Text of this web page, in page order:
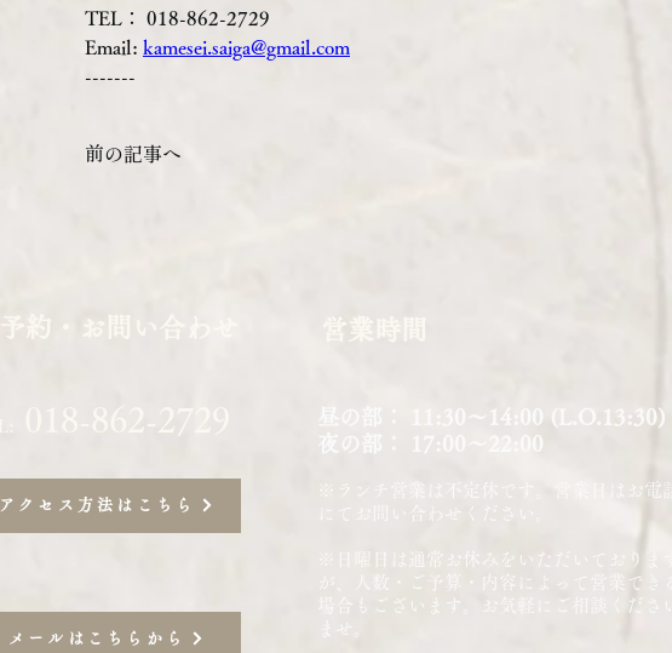
TEL： 018-862-2729
Email: kamesei.saiga@gmail.com
-------
前の記事へ
アクセス方法はこちら
メールはこちらから
​営業時間
昼の部： 11:30〜14:00 (L.O.13:30)
夜の部： 17:00～22:00
※ランチ営業は不定休です。営業日はお電
にてお問い合わせください。
※日曜日は通常お休みをいただいております
が、人数・ご予算・内容によって営業できる
場合もございます。​お気軽にご相談くださ
ませ。